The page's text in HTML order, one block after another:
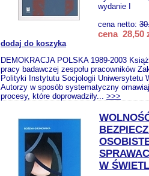
wydanie I
cena netto:
cena 28,50
dodaj do koszyka
DEMOKRACJA POLSKA 1989-2003
pracy badawczej zespołu pracowników
Polityki Instytutu Socjologii Uniwersytetu
Autorzy w sposób systematyczny
procesy, które doprowadziły... >>>
W